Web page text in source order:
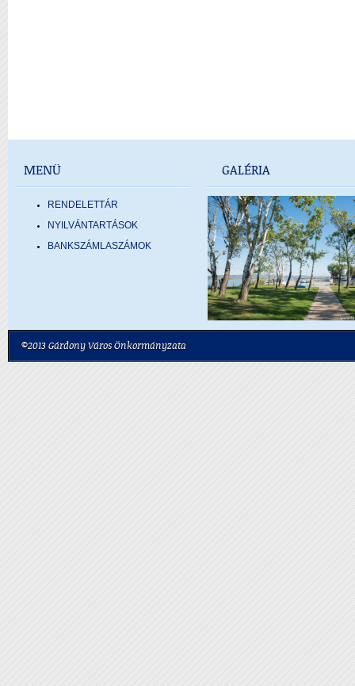
MENÜ
RENDELETTÁR
NYILVÁNTARTÁSOK
BANKSZÁMLASZÁMOK
GALÉRIA
©2013 Gárdony Város Önkormányzata